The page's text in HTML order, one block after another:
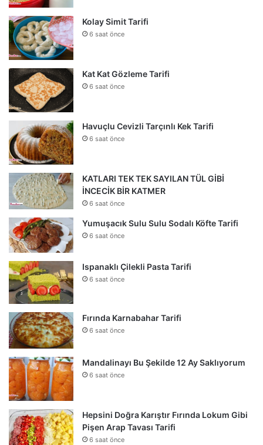
Kolay Simit Tarifi
6 saat önce
Kat Kat Gözleme Tarifi
6 saat önce
Havuçlu Cevizli Tarçınlı Kek Tarifi
6 saat önce
KATLARI TEK TEK SAYILAN TÜL GİBİ
İNCECİK BİR KATMER
6 saat önce
Yumuşacık Sulu Sulu Sodalı Köfte Tarifi
6 saat önce
Ispanaklı Çilekli Pasta Tarifi
6 saat önce
Fırında Karnabahar Tarifi
6 saat önce
Mandalinayı Bu Şekilde 12 Ay Saklıyorum
6 saat önce
Hepsini Doğra Karıştır Fırında Lokum Gibi
Pişen Arap Tavası Tarifi
6 saat önce